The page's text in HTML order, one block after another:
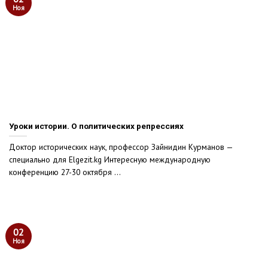
Уроки истории. О политических репрессиях
Доктор исторических наук, профессор Зайнидин Курманов —
специально для Elgezit.kg Интересную международную
конференцию 27-30 октября ...
Ноя
02
Ноя